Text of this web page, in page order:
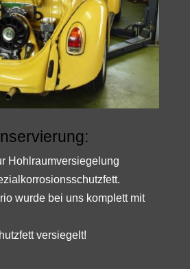
Hohlraumversiegelung
wurde bei uns komplett mit
versiegelt!